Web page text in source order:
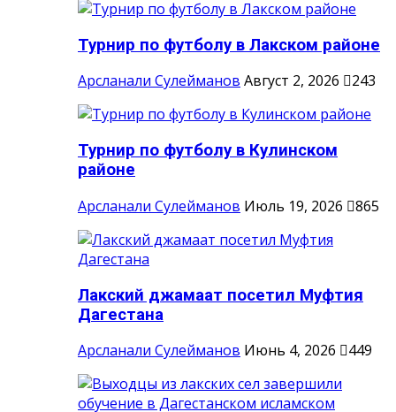
Турнир по футболу в Лакском районе
Арсланали Сулейманов Август 2, 2026 243
Турнир по футболу в Кулинском
районе
Арсланали Сулейманов Июль 19, 2026 865
Лакский джамаат посетил Муфтия
Дагестана
Арсланали Сулейманов Июнь 4, 2026 449